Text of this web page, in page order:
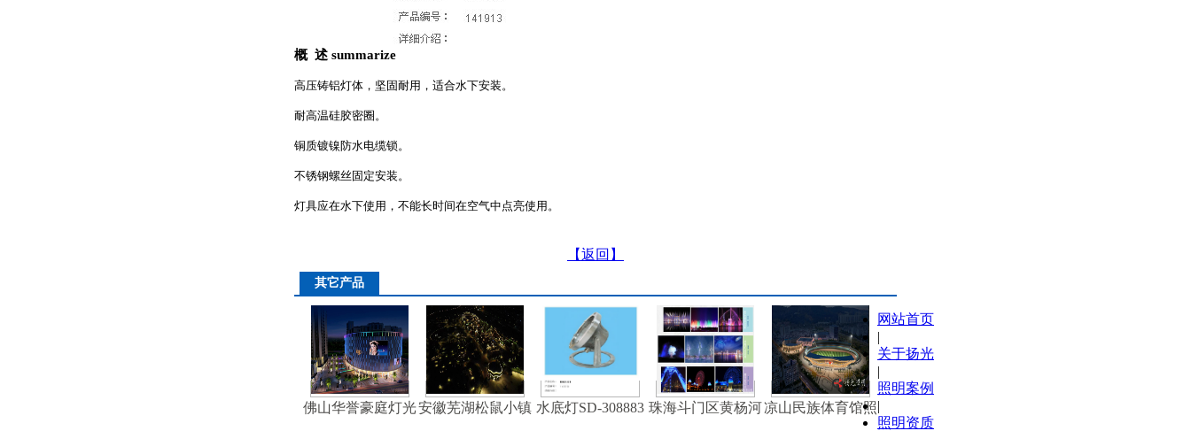
详细介绍
概 述 summarize
高压铸铝灯体，坚固耐用，适合水下安装。
耐高温硅胶密圈。
铜质镀镍防水电缆锁。
不锈钢螺丝固定安装。
灯具应在水下使用，不能长时间在空气中点亮使用。
【返回】
其它产品
佛山华誉豪庭灯光安徽芜湖松鼠小镇 水底灯SD-308883 珠海斗门区黄杨河凉山民族体育馆照
网站首页
|
关于扬光
|
照明案例
|
照明资质